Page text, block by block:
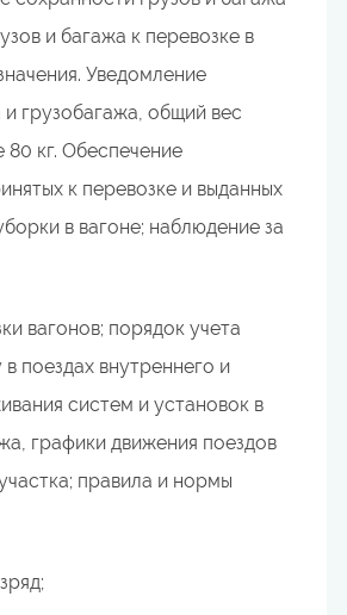
и багажа к перевозке в
Уведомление
грузобагажа, общий вес
кг. Обеспечение
к перевозке и выданных
в вагоне; наблюдение за
вагонов; порядок учета
поездах внутреннего и
систем и установок в
графики движения поездов
правила и нормы